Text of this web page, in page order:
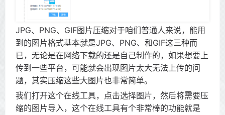
JPG、PNG、GIF图片压缩对于咱们普通人来说，能用
到的图片格式基本就是JPG、PNG、和GIF这三种而
已，无论是在网络下载的还是自己制作的，如果想要上
传到一些平台，可能就会出现图片太大无法上传的问
题，其实压缩这些大图片也非常简单。
我们打开这个在线工具，点击选择图片，然后将需要压
缩的图片导入，这个在线工具有个非常棒的功能就是